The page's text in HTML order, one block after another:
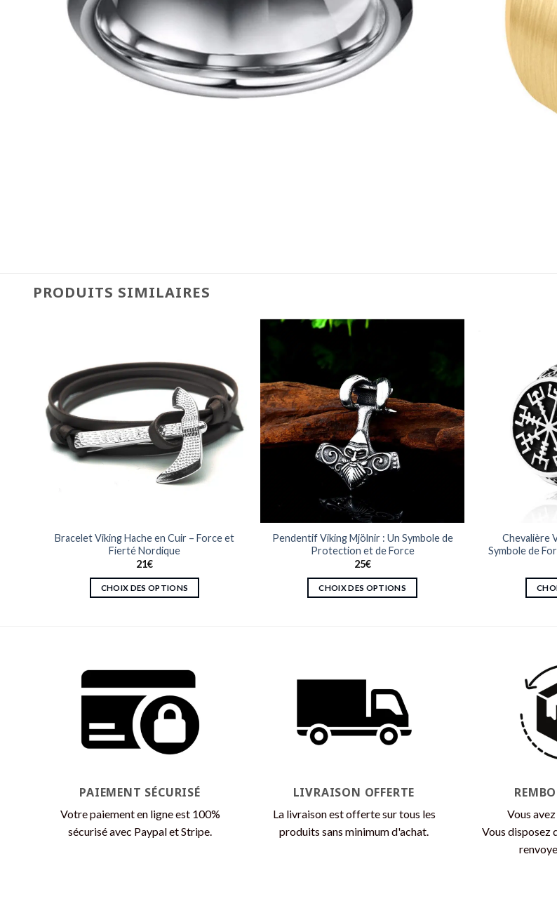
PRODUITS SIMILAIRES
Bracelet Viking Hache en Cuir – Force et
Fierté Nordique
21€
CHOIX DES OPTIONS
variations.
Les
options
peuvent
choisies
page
du
produit
Pendentif Viking Mjölnir : Un Symbole de
Protection et de Force
25€
CHOIX DES OPTIONS
options
peuvent
être
page
du
produit
Chevalière
Symbole de
PAIEMENT SÉCURISÉ
Votre paiement en ligne est 100%
sécurisé avec Paypal et Stripe.
LIVRAISON OFFERTE
La livraison est offerte sur tous les
produits sans minimum d'achat.
Vous
Vous disposez